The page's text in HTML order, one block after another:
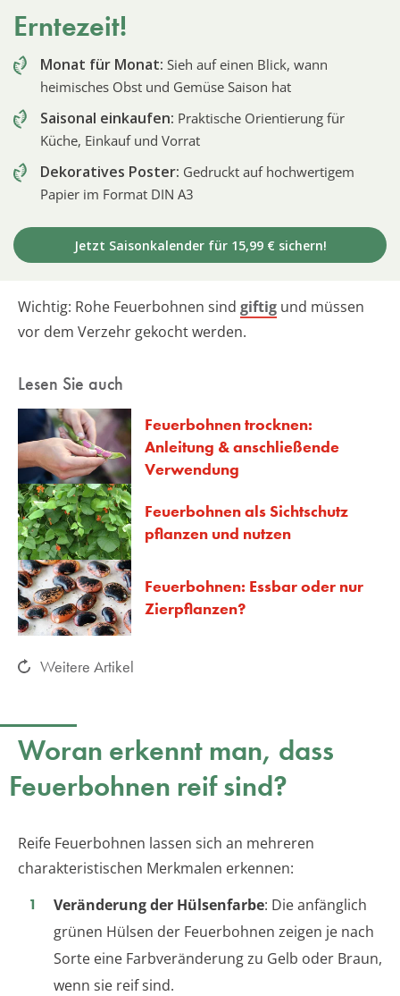
Erntezeit!
Monat für Monat: Sieh auf einen Blick, wann
heimisches Obst und Gemüse Saison hat
Saisonal einkaufen: Praktische Orientierung für
Küche, Einkauf und Vorrat
Dekoratives Poster: Gedruckt auf hochwertigem
Papier im Format DIN A3
Jetzt Saisonkalender für 15,99 € sichern!
Wichtig: Rohe Feuerbohnen sind giftig und müssen
vor dem Verzehr gekocht werden.
Lesen Sie auch
Feuerbohnen trocknen:
Anleitung & anschließende
Verwendung
Feuerbohnen als Sichtschutz
pflanzen und nutzen
Feuerbohnen: Essbar oder nur
Zierpflanzen?
Weitere Artikel
Woran erkennt man, dass
Feuerbohnen reif sind?
Reife Feuerbohnen lassen sich an mehreren
charakteristischen Merkmalen erkennen:
Veränderung der Hülsenfarbe: Die anfänglich
grünen Hülsen der Feuerbohnen zeigen je nach
Sorte eine Farbveränderung zu Gelb oder Braun,
wenn sie reif sind.